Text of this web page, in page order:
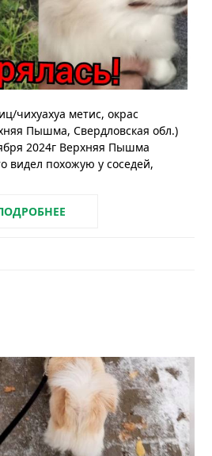
чихуахуа метис, окрас
Пышма, Свердловская обл.)
2024г Верхняя Пышма
видел похожую у соседей,